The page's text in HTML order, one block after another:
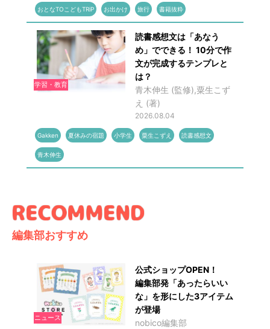
おとなTOこどもTRiP お出かけ 旅行 書籍抜粋
学習・教育
読書感想文は「あなう
め」でできる！ 10分で作
文が完成するテンプレと
は？
青木伸生 (監修),粟生こず
え (著)
2026.08.04
Gakken 夏休みの宿題 小学生 粟生こずえ 読書感想文
青木伸生
編集部おすすめ
ニュース
公式ショップOPEN！
編集部発「あったらいい
な」を形にした3アイテム
が登場
nobico編集部